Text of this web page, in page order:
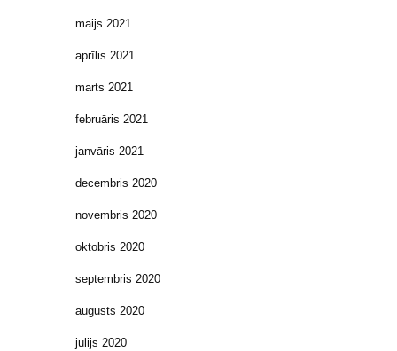
maijs 2021
aprīlis 2021
marts 2021
februāris 2021
janvāris 2021
decembris 2020
novembris 2020
oktobris 2020
septembris 2020
augusts 2020
jūlijs 2020